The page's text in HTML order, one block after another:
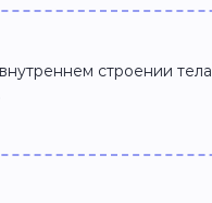
строении тела